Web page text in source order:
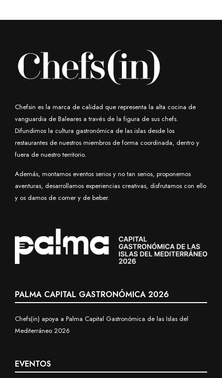
Chefsin es la marca de calidad que representa la alta cocina de
vanguardia de Baleares a través de la figura de sus chefs.
Difundimos la cultura gastronómica de las islas desde los
restaurantes de nuestros miembros de forma coordinada, dentro y
fuera de nuestro territorio.
Además, montamos eventos serios y no tan serios, proponemos
aventuras, desarrollamos experiencias creativas, disfrutamos con ello
y os damos de comer y de beber.
PALMA CAPITAL GASTRONÓMICA 2026
Chefs(in) apoya a Palma Capital Gastronómica de las Islas del
Mediterráneo 2026
EVENTOS